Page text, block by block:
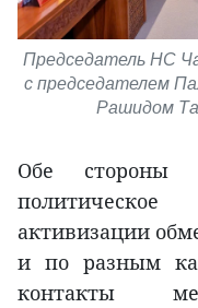
Председатель НС
с председателем
Рашидом
Обе стороны
активизации
и по разным
контакты